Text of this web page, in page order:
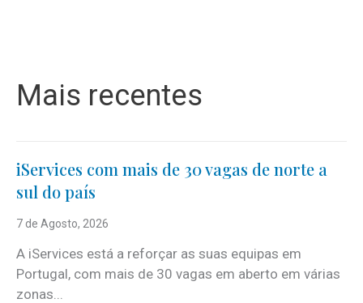
Mais recentes
iServices com mais de 30 vagas de norte a
sul do país
7 de Agosto, 2026
A iServices está a reforçar as suas equipas em
Portugal, com mais de 30 vagas em aberto em várias
zonas...